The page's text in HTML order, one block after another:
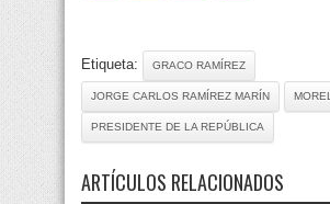
Etiqueta: GRACO RAMÍREZ
JORGE CARLOS RAMÍREZ MARÍN
PRESIDENTE DE LA REPÚBLICA
ARTÍCULOS RELACIONADOS